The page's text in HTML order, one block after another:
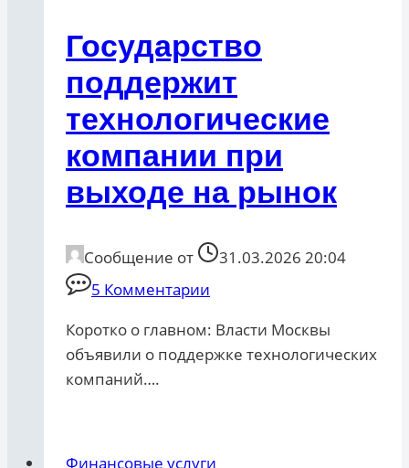
Государство
поддержит
технологические
компании при
выходе на рынок
Сообщение от
31.03.2026 20:04
5 Комментарии
Коротко о главном: Власти Москвы
объявили о поддержке технологических
компаний….
Финансовые услуги